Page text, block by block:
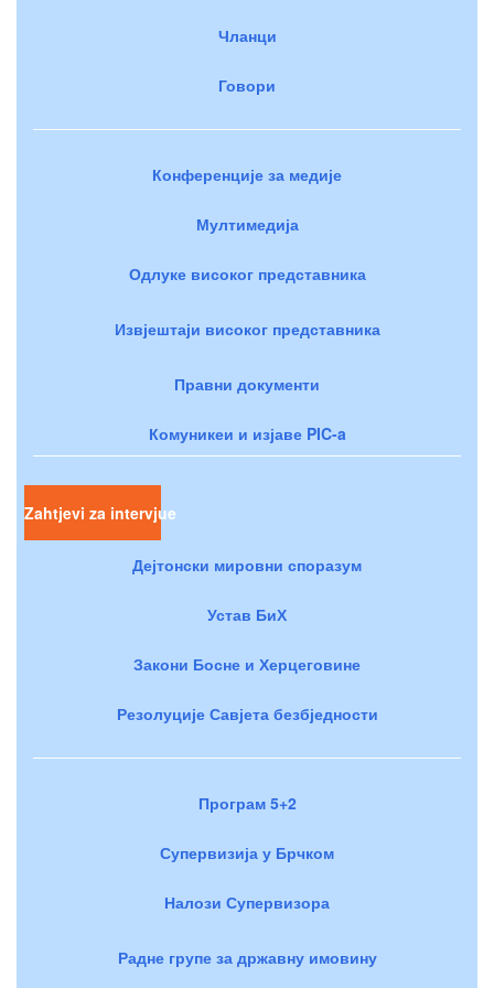
Чланци
Говори
Конференције за медије
Мултимедија
Одлуке високог представника
Извјештаји високог представника
Правни документи
Комуникеи и изјаве PIC-a
Zahtjevi za intervjue
Дејтонски мировни споразум
Устав БиХ
Закони Босне и Херцеговине
Резолуције Савјета безбједности
Програм 5+2
Супервизија у Брчком
Налози Супервизора
Радне групе за државну имовину